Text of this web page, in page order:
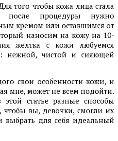
того чтобы кожа лица стала
после процедуры нужно
кремом или оставшимся от
наносим на кожу на 10-
желтка с кожи любуемся
нежной, чистой и сияющей
свои особенности кожи, и
мне, может не всем подойти.
статье разные способы
чтобы вы, девочки, смогли их
выбрать для себя идеальный